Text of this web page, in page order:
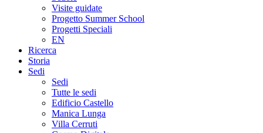
Visite guidate
Progetto Summer School
Progetti Speciali
EN
Ricerca
Storia
Sedi
Sedi
Tutte le sedi
Edificio Castello
Manica Lunga
Villa Cerruti